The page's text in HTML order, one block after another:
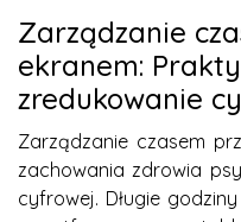
Zarządzanie
ekranem:
zredukowanie
Zarządzanie czasem
zachowania zdrowia
cyfrowej. Długie